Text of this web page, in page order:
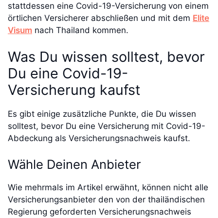
stattdessen eine Covid-19-Versicherung von einem
örtlichen Versicherer abschließen und mit dem Elite
Visum nach Thailand kommen.
Was Du wissen solltest, bevor
Du eine Covid-19-
Versicherung kaufst
Es gibt einige zusätzliche Punkte, die Du wissen
solltest, bevor Du eine Versicherung mit Covid-19-
Abdeckung als Versicherungsnachweis kaufst.
Wähle Deinen Anbieter
Wie mehrmals im Artikel erwähnt, können nicht alle
Versicherungsanbieter den von der thailändischen
Regierung geforderten Versicherungsnachweis